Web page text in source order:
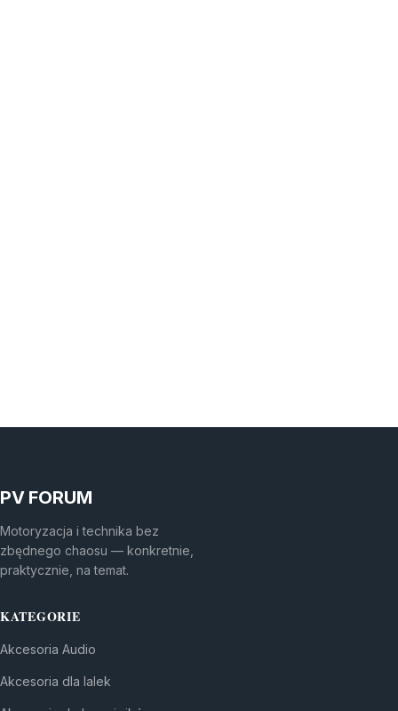
PV FORUM
Motoryzacja i technika bez
zbędnego chaosu — konkretnie,
praktycznie, na temat.
KATEGORIE
Akcesoria Audio
Akcesoria dla lalek